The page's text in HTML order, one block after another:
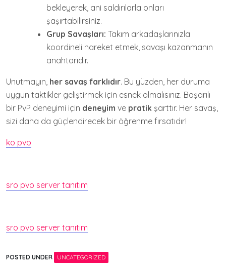
bekleyerek, ani saldırılarla onları
şaşırtabilirsiniz.
Grup Savaşları: Takım arkadaşlarınızla
koordineli hareket etmek, savaşı kazanmanın
anahtarıdır.
Unutmayın, her savaş farklıdır. Bu yüzden, her duruma
uygun taktikler geliştirmek için esnek olmalısınız. Başarılı
bir PvP deneyimi için deneyim ve pratik şarttır. Her savaş,
sizi daha da güçlendirecek bir öğrenme fırsatıdır!
ko pvp
sro pvp server tanıtım
sro pvp server tanıtım
POSTED UNDER UNCATEGORIZED